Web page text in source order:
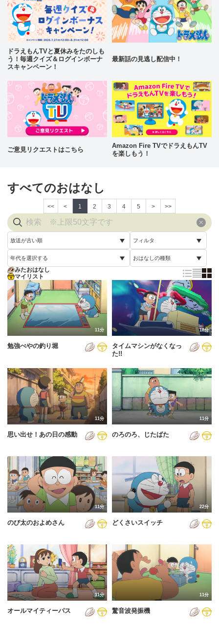
ドラえもんTVと夏休みをたのしも
う！毎週クイズ＆ログインボーナ
スキャンペーン！
最新話の見逃し配信中！
ご意見リクエストはこちら
Amazon Fire TVでドラえもんTV
を楽しもう！
すべてのおはなし
<< < 1 2 3 4 5 > >>
放送が古い順
放送が古い順
放送が新しい順
配信が古い順
配信が新しい順
あいうえお順(降順)
動画が長い順
動画が短い順
フィルタ
すべて
未視聴
年代を選択する
すべて
2005年
2006年
2007年
2008年
2011年
2012年
2013年
2014年
2015年
2016年
2017年
2019年
2020年
2021年
2022年
おはなしの種類
通常回
誕生日スペシャル
みたおはなし
マイリスト
11分
勉強べやの釣り堀
18分
タイムマシンがなくなっ
た!!
11分
思い出せ！あの日の感動
11分
のろのろ、じたばた
11分
のび太のおよめさん
22分
どくさいスイッチ
11分
オールマイティーパス
11分
驚音波発振機